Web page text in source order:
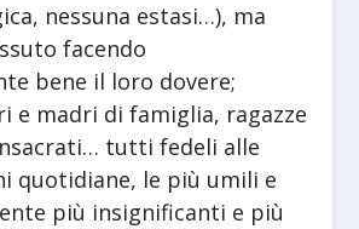
nessuna estasi…), ma
facendo
bene il loro dovere;
e madri di famiglia, ragazze
tutti fedeli alle
quotidiane, le più umili e
più insignificanti e più